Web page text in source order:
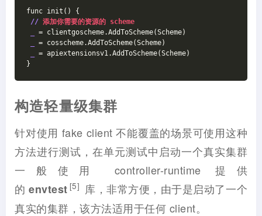
func init() {
// 添加你需要的资源的 scheme
= clientgoscheme.AddToScheme(Scheme)
= cosscheme.AddToScheme(Scheme)
= apiextensionsv1.AddToScheme(Scheme)
}
构造轻量级集群
针对使用 fake client 不能覆盖的场景可使用这种
方法进行测试，在单元测试中启动一个真实集群
一般使用 controller-runtime 提供
的envtest [5]
库，非常方便，由于是启动了一个
真实的集群，该方法适用于任何 client。